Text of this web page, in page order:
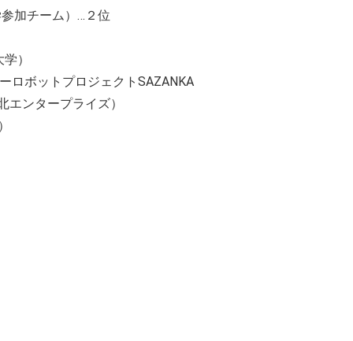
加チーム）…２位
）
ボットプロジェクトSAZANKA
ンタープライズ）